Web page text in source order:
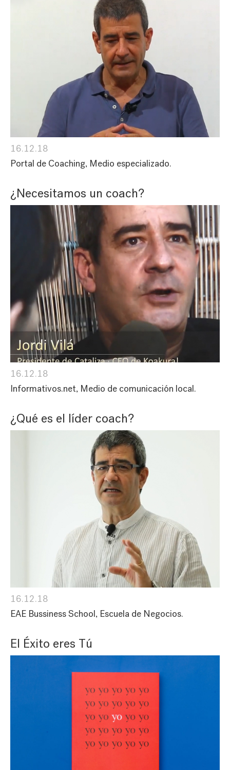
16.12.18
Portal de Coaching, Medio especializado.
¿Necesitamos un coach?
16.12.18
Informativos.net, Medio de comunicación local.
¿Qué es el líder coach?
16.12.18
EAE Bussiness School, Escuela de Negocios.
El Éxito eres Tú